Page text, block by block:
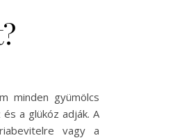
minden gyümölcs
a glükóz adják. A
vagy a